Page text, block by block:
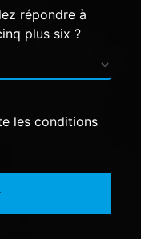
répondre à
plus six ?
les conditions